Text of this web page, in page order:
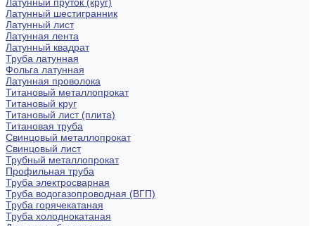
Латунный шестигранник
Латунный лист
Латунная лента
Латунный квадрат
Труба латунная
Фольга латунная
Латунная проволока
Титановый металлопрокат
Титановый круг
Титановый лист (плита)
Титановая труба
Свинцовый металлопрокат
Свинцовый лист
Трубный металлопрокат
Профильная труба
Труба электросварная
Труба водогазопроводная (ВГП)
Труба горячекатаная
Труба холоднокатаная